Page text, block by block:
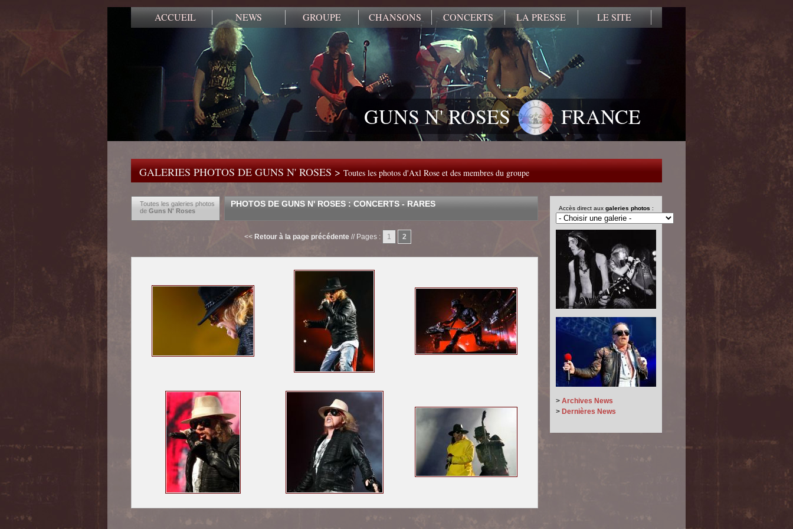
ACCUEIL NEWS GROUPE CHANSONS CONCERTS LA PRESSE LE SITE
GUNS N' ROSES FRANCE
GALERIES PHOTOS DE GUNS N' ROSES > Toutes les photos d'Axl Rose et des membres du groupe
Toutes les galeries photos
de Guns N' Roses
PHOTOS DE GUNS N' ROSES : CONCERTS - RARES
<< Retour à la page précédente // Pages : 1 2
Accès direct aux galeries photos :
> Archives News
> Dernières News